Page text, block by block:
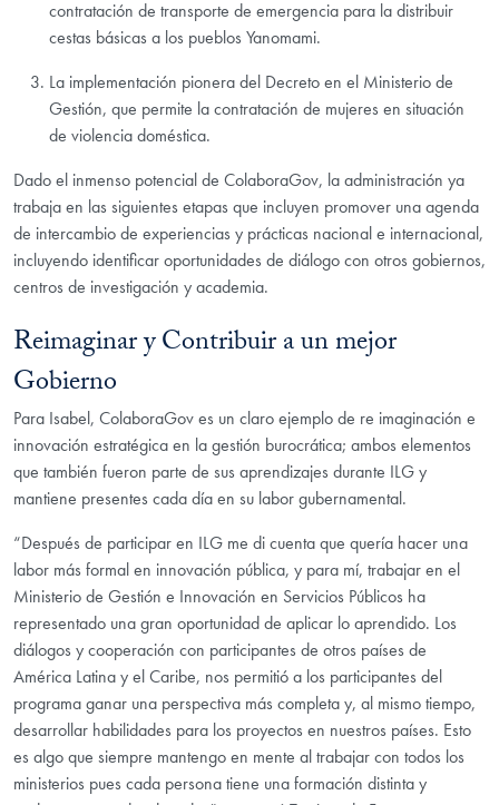
contratación de transporte de emergencia para la distribuir
cestas básicas a los pueblos Yanomami.
La implementación pionera del Decreto en el Ministeriode
Gestión, que permite la contratación de mujeres en situación
de violencia doméstica.
Dado el inmenso potencial de ColaboraGov, la administración ya
trabaja en las siguientes etapas que incluyen promover una agenda
de intercambio de experiencias y prácticas nacional e internacional,
incluyendo identificar oportunidades de diálogo con otros gobiernos,
centros de investigación y academia.
Reimaginar y Contribuir a un mejor
Gobierno
Para Isabel, ColaboraGov es un claro ejemplo de re imaginación e
innovación estratégica en la gestión burocrática; ambos elementos
que también fueron parte de sus aprendizajes durante ILG y
mantiene presentes cada día en su labor gubernamental.
“Después de participar en ILG me di cuenta que quería hacer una
labor más formal en innovación pública, y para mí, trabajar en el
Ministerio de Gestión e Innovación en Servicios Públicos ha
representado una gran oportunidad de aplicar lo aprendido. Los
diálogos y cooperación con participantes de otros países de
América Latina y el Caribe, nos permitió a los participantes del
programa ganar una perspectiva más completa y, al mismo tiempo,
desarrollar habilidades para los proyectos en nuestros países. Esto
es algo que siempre mantengo en mente al trabajar con todos los
ministerios pues cada persona tiene una formación distinta y